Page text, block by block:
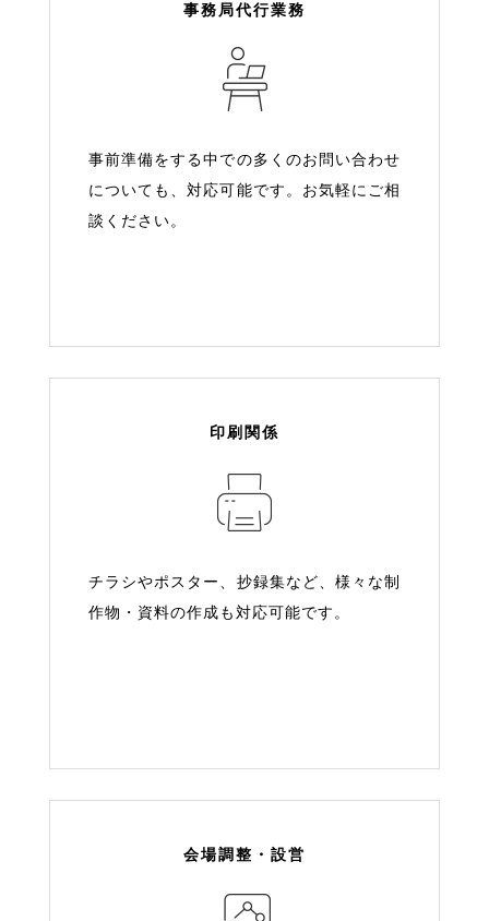
事務局代行業務
事前準備をする中での多くのお問い合わせ
についても、対応可能です。お気軽にご相
談ください。
印刷関係
チラシやポスター、抄録集など、様々な制
作物・資料の作成も対応可能です。
会場調整・設営